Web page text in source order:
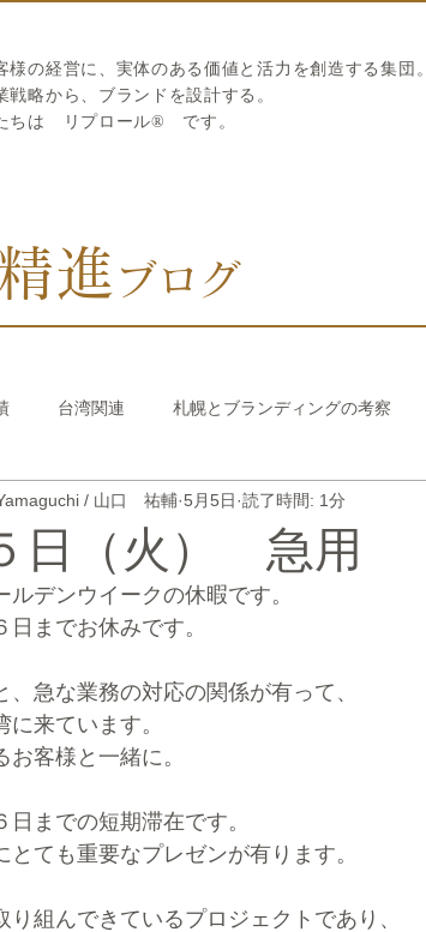
様の経営に、実体のある価値と活力を創造する集団。
戦略から、ブランドを設計する。
ちは
リプロール® です。
進 ブログ
台湾関連 札幌とブランディングの考察
さとうきび繊維のストロー 中国香港関連
デジタルマーケティングブランディング®
日（火） 急用
/ 山口 祐輔 5月5日 読了時間: 1分
ルデンウイークの休暇です。
日までお休みです。
、急な業務の対応の関係が有って、
に来ています。
お客様と一緒に。
日までの短期滞在です。
とても重要なプレゼンが有ります。
り組んできているプロジェクトであり、